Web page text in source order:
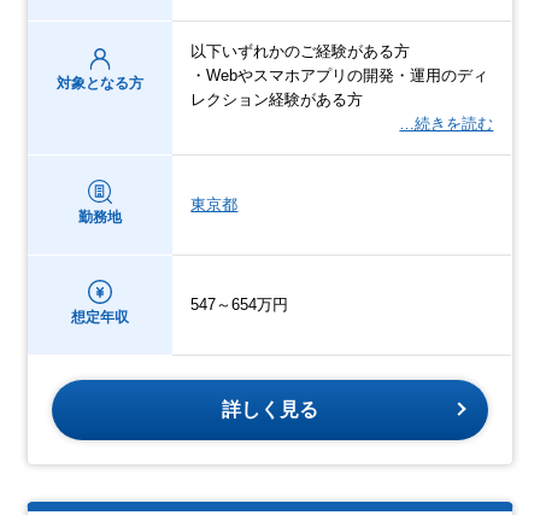
対象となる方
以下いずれかのご経験がある方
・Webやスマホアプリの開発・運用のディ
レクション経験がある方
…続きを読む
勤務地
東京都
想定年収
547～654万円
詳しく見る